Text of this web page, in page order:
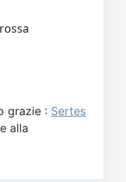
grazie : Sertes
alla